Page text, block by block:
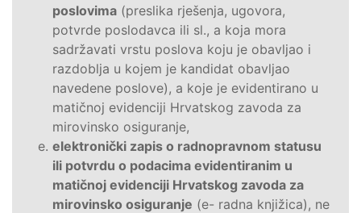
poslovima (preslika rješenja, ugovora,
potvrde poslodavca ili sl., a koja mora
sadržavati vrstu poslova koju je obavljao i
razdoblja u kojem je kandidat obavljao
navedene poslove), a koje je evidentirano u
matičnoj evidenciji Hrvatskog zavoda za
mirovinsko osiguranje,
elektronički zapis o radnopravnom statusu
ili potvrdu o podacima evidentiranim u
matičnoj evidenciji Hrvatskog zavoda za
mirovinsko osiguranje (e- radna knjižica), ne